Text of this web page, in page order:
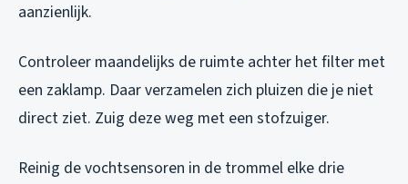
aanzienlijk.
Controleer maandelijks de ruimte achter het filter met
een zaklamp. Daar verzamelen zich pluizen die je niet
direct ziet. Zuig deze weg met een stofzuiger.
Reinig de vochtsensoren in de trommel elke drie